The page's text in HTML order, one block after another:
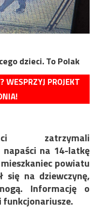
dzieci. To Polak
WESPRZYJ PROJEKT
zatrzymali
napaści na 14-latkę
powiatu
się na dziewczynę,
Informację o